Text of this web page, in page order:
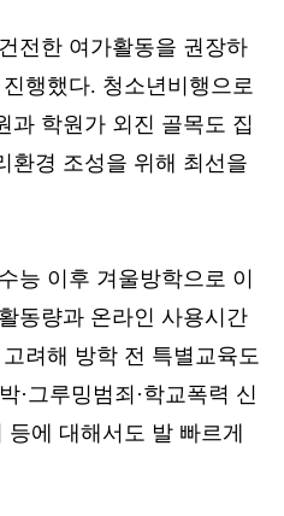
전한 여가활동을 권장하
행했다. 청소년비행으로
과 학원가 외진 골목도 집
환경 조성을 위해 최선을
능 이후 겨울방학으로 이
동량과 온라인 사용시간
려해 방학 전 특별교육도
·그루밍범죄·학교폭력 신
에 대해서도 발 빠르게